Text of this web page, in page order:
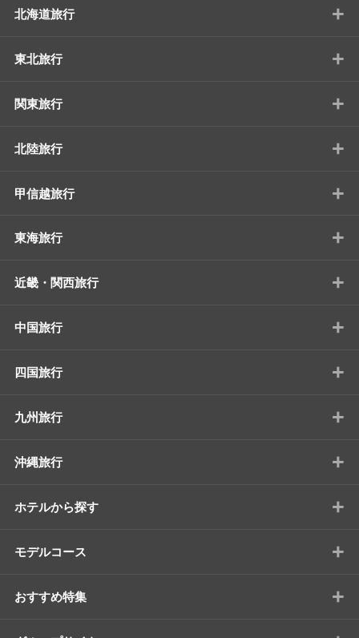
北海道旅行 +
東北旅行 +
関東旅行 +
北陸旅行 +
甲信越旅行 +
東海旅行 +
近畿・関西旅行 +
中国旅行 +
四国旅行 +
九州旅行 +
沖縄旅行 +
ホテルから探す +
モデルコース +
おすすめ特集 +